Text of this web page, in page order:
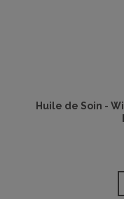
Huile de Soin -